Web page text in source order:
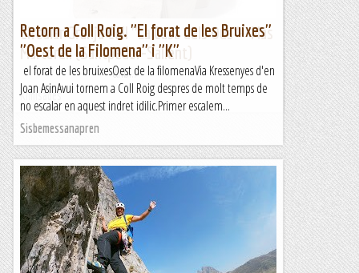
Circular Granja Coll "La Casa dels Ous"--Mas
Martorell (Santpedor-Sallent)
&nb...
Kimisades
Retorn a Coll Roig. "El forat de les Bruixes"
"Oest de la Filomena" i "K"
el forat de les bruixesOest de la filomenaVia Kressenyes d'en
Joan AsinAvui tornem a Coll Roig despres de molt temps de
no escalar en aquest indret idilic.Primer escalem...
Sisbemessanapren